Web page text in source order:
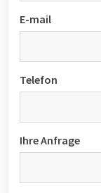
E-mail
Telefon
Ihre Anfrage